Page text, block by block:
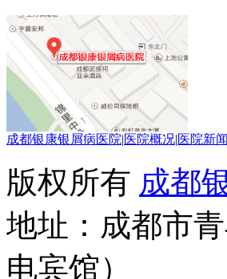
成都银康银屑病医院|医院概况|医院新闻
版权所有 成都
地址：成都市
电宾馆）